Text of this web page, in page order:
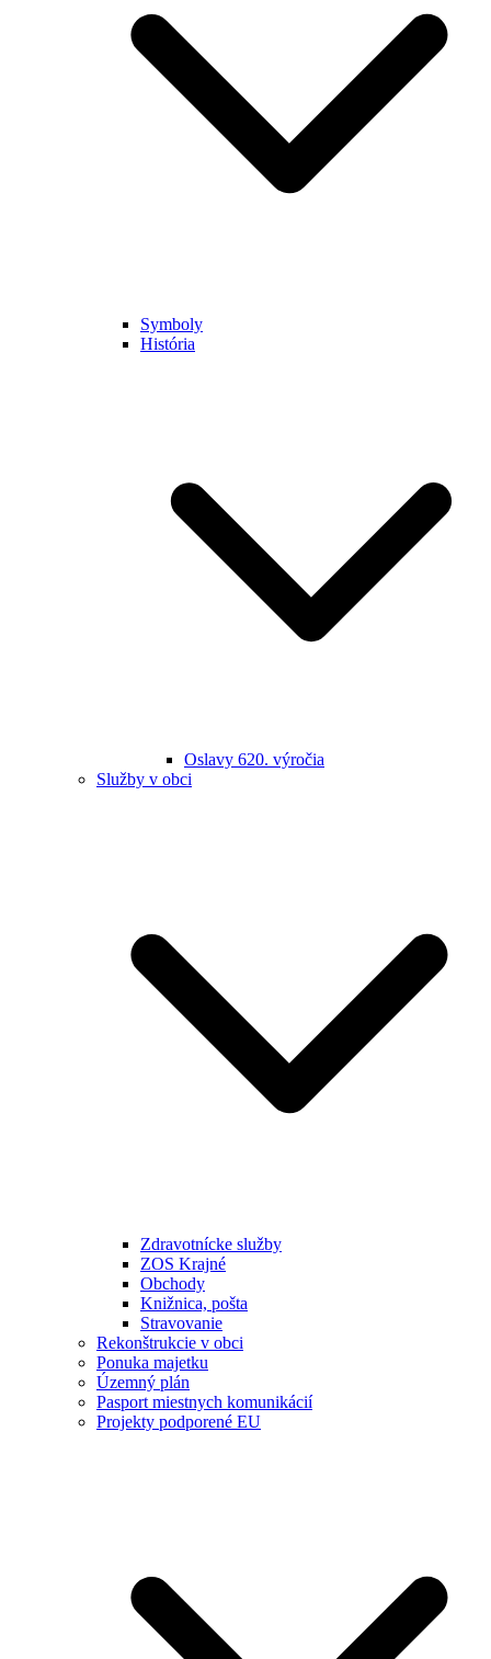
Symboly
História
Oslavy 620. výročia
Služby v obci
Zdravotnícke služby
ZOS Krajné
Obchody
Knižnica, pošta
Stravovanie
Rekonštrukcie v obci
Ponuka majetku
Územný plán
Pasport miestnych komunikácií
Projekty podporené EU